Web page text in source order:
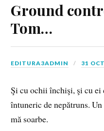
Ground
Tom…
EDITURA3ADMIN 31
Şi cu ochii închişi, şi cu ei
întuneric de nepătruns.
mă soarbe.